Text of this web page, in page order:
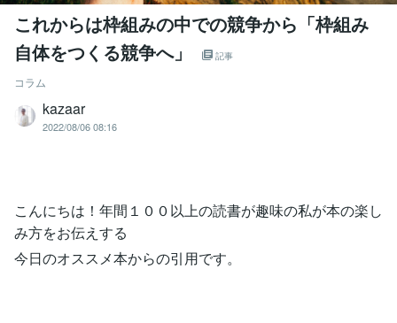
これからは枠組みの中での競争から「枠組み
自体をつくる競争へ」
記事
コラム
kazaar
2022/08/06 08:16
こんにちは！年間１００以上の読書が趣味の私が本の楽し
み方をお伝えする
今日のオススメ本からの引用です。